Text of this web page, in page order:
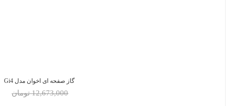
گاز صفحه ای اخوان مدل Gi4
12,673,000 تومان